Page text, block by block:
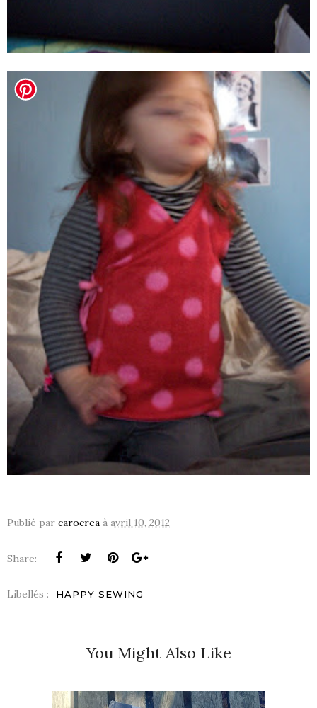
Publié par carocrea à avril 10, 2012
Share:
Libellés : HAPPY SEWING
You Might Also Like